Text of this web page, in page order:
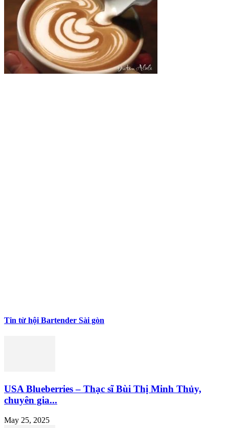
Tin từ hội Bartender Sài gòn
USA Blueberries – Thạc sĩ Bùi Thị Minh Thủy,
chuyên gia...
May 25, 2025